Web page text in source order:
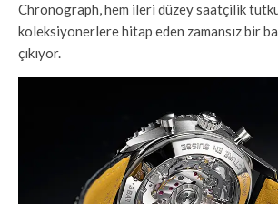
Chronograph, hem ileri düzey saatçilik
koleksiyonerlere hitap eden zamansız bir
çıkıyor.